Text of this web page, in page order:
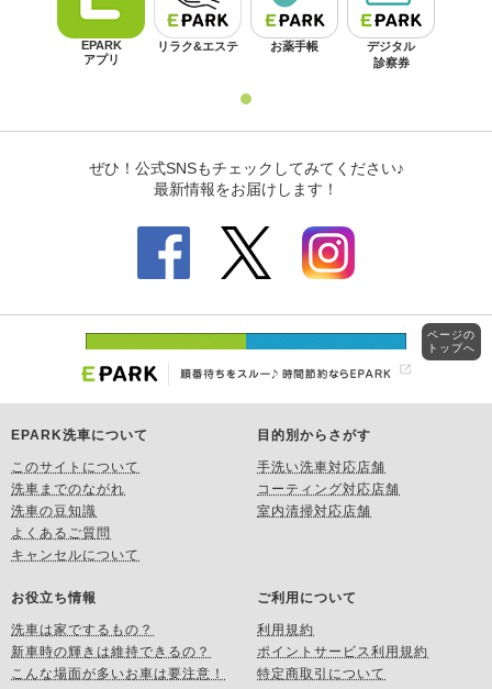
EPARK洗車について
このサイトについて
洗車までのながれ
洗車の豆知識
よくあるご質問
キャンセルについて
目的別からさがす
手洗い洗車対応店舗
コーティング対応店舗
室内清掃対応店舗
お役立ち情報
洗車は家でするもの？
新車時の輝きは維持できるの？
こんな場面が多いお車は要注意！
ご利用について
利用規約
ポイントサービス利用規約
特定商取引について
ページの
トップへ